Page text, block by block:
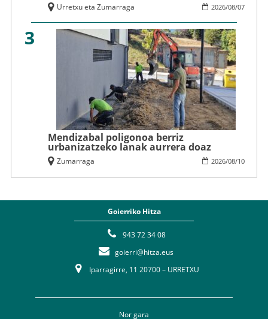
2026/08/07
Urretxu eta Zumarraga
3
Mendizabal poligonoa berriz
urbanizatzeko lanak aurrera doaz
2026/08/10
Zumarraga
Goierriko Hitza
943 72 34 08
goierri@hitza.eus
Iparragirre, 11 20700 – URRETXU
Nor gara